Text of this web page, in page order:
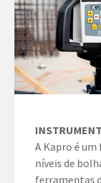
A Kapro é
níveis de
ferramentas